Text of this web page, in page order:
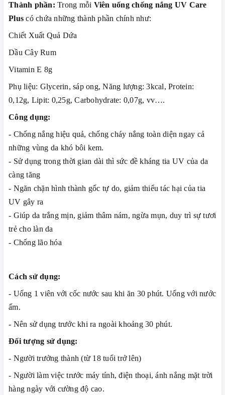
Thành phần: Trong mỗi Viên uống chống nắng UV Care
Plus có chứa những thành phần chính như:
Chiết Xuất Quả Dứa
Dầu Cây Rum
Vitamin E 8g
Phụ liệu: Glycerin, sáp ong, Năng lượng: 3kcal, Protein:
0,12g, Lipit: 0,25g, Carbohydrate: 0,07g, vv….
Công dụng:
- Chống nắng hiệu quả, chống cháy nắng toàn diện ngay cả
những vùng da khó bôi kem.
- Sử dụng trong thời gian dài thì sức đề kháng tia UV của da
càng tăng
- Ngăn chặn hình thành gốc tự do, giảm thiểu tác hại của tia
UV gây ra
- Giúp da trắng mịn, giảm thâm nám, ngừa mụn, duy trì sự tươi
trẻ cho làn da
- Chống lão hóa
Cách sử dụng:
- Uống 1 viên với cốc nước sau khi ăn 30 phút. Uống với nước
ấm.
- Nên sử dụng trước khi ra ngoài khoảng 30 phút.
Đối tượng sử dụng:
- Người trưởng thành (từ 18 tuổi trở lên)
- Người làm việc trước máy tính, điện thoại, ánh nắng mặt trời
hàng ngày với cường độ cao.